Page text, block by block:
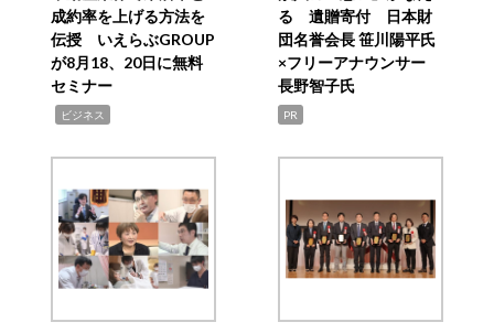
成約率を上げる方法を
伝授 いえらぶGROUP
が8月18、20日に無料
セミナー
ビジネス
る 遺贈寄付 日本財
団名誉会長 笹川陽平氏
×フリーアナウンサー
長野智子氏
PR